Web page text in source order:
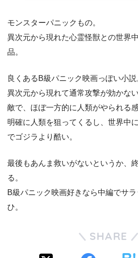
モンスターパニックもの。
異次元から現れた心霊怪獣との世界
品。
良くあるB級パニック映画っぽい小説
異次元から現れて通常攻撃が効かな
敵で、ほぼ一方的に人類がやられる感
明確に人類を狙ってくるし、世界中
でゴジラより酷い。
最後もあんま救いがないというか、
る。
B級パニック映画好きなら中編でサ
ひ。
SHARE